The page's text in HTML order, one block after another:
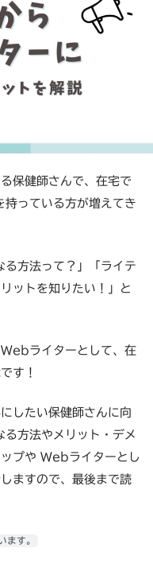
保健師さんで、在宅で
っている方が増えてき
方法って？」「ライテ
ットを知りたい！」と
ライターとして、在
す！
したい保健師さんに向
方法やメリット・デメ
プや Webライターとし
ますので、最後まで読
ます。